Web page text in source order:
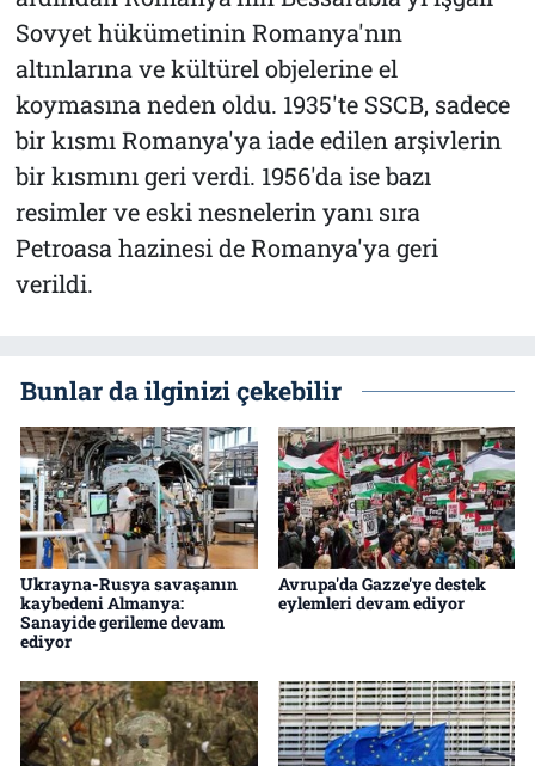
Sovyet hükümetinin Romanya'nın
altınlarına ve kültürel objelerine el
koymasına neden oldu. 1935'te SSCB, sadece
bir kısmı Romanya'ya iade edilen arşivlerin
bir kısmını geri verdi. 1956'da ise bazı
resimler ve eski nesnelerin yanı sıra
Petroasa hazinesi de Romanya'ya geri
verildi.
Bunlar da ilginizi çekebilir
Ukrayna-Rusya savaşanın
kaybedeni Almanya:
Sanayide gerileme devam
ediyor
Avrupa'da Gazze'ye destek
eylemleri devam ediyor